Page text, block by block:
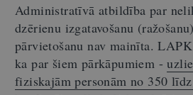
Administratīvā atbildība par
dzērienu izgatavošanu
pārvietošanu nav mainīta.
ka par šiem pārkāpumiem -
fiziskajām personām no 350